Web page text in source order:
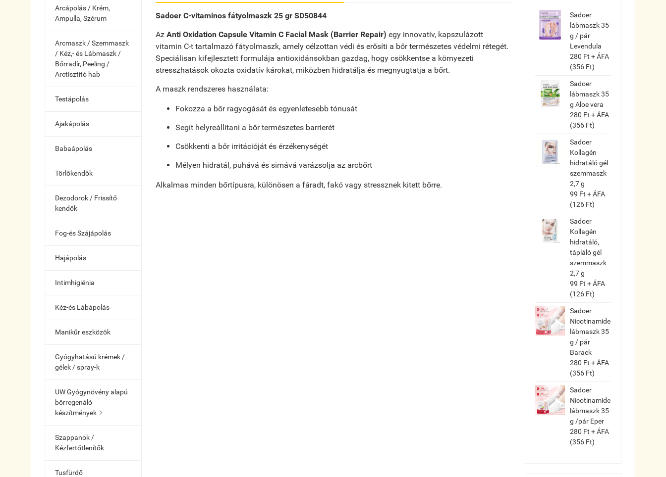
Arcápolás / Krém,
Ampulla, Szérum
Arcmaszk / Szemmaszk
/ Kéz,- és Lábmaszk /
Bőrradír, Peeling /
Arctisztító hab
Testápolás
Ajakápolás
Babaápolás
Törlőkendők
Dezodorok / Frissítő
kendők
Fog-és Szájápolás
Hajápolás
Intimhigiénia
Kéz-és Lábápolás
Manikűr eszközök
Gyógyhatású krémek /
gélek / spray-k
UW Gyógynövény alapú
bőrregenáló
készítmények 
Szappanok /
Kézfertőtlenítők
Tusfürdő
Sadoer C-vitaminos fátyolmaszk 25 gr SD50844
Az Anti Oxidation Capsule Vitamin C Facial Mask (Barrier Repair) egy innovatív, kapszulázott
vitamin C-t tartalmazó fátyolmaszk, amely célzottan védi és erősíti a bőr természetes védelmi rétegét.
Speciálisan kifejlesztett formulája antioxidánsokban gazdag, hogy csökkentse a környezeti
stresszhatások okozta oxidatív károkat, miközben hidratálja és megnyugtatja a bőrt.
A maszk rendszeres használata:
Fokozza a bőr ragyogását és egyenletesebb tónusát
Segít helyreállítani a bőr természetes barrierét
Csökkenti a bőr irritációját és érzékenységét
Mélyen hidratál, puhává és simává varázsolja az arcbőrt
Alkalmas minden bőrtípusra, különösen a fáradt, fakó vagy stressznek kitett bőrre.
Sadoer
lábmaszk 35
g / pár
Levendula
280 Ft + ÁFA
(356 Ft)
Sadoer
lábmaszk 35
g Aloe vera
280 Ft + ÁFA
(356 Ft)
Sadoer
Kollagén
hidratáló gél
szemmaszk
2,7 g
99 Ft + ÁFA
(126 Ft)
Sadoer
Kollagén
hidratáló,
tápláló gél
szemmaszk
2,7 g
99 Ft + ÁFA
(126 Ft)
Sadoer
Nicotinamide
lábmaszk 35
g / pár
Barack
280 Ft + ÁFA
(356 Ft)
Sadoer
Nicotinamide
lábmaszk 35
g /pár Eper
280 Ft + ÁFA
(356 Ft)